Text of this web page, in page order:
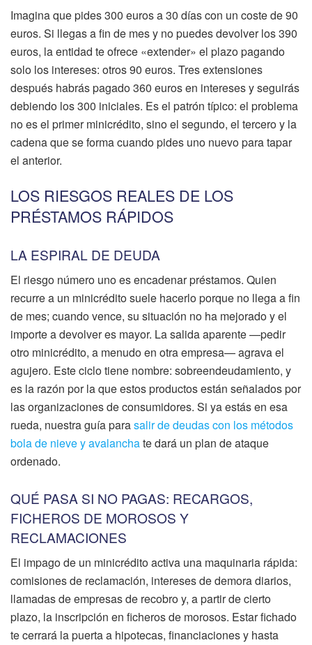
Imagina que pides 300 euros a 30 días con un coste de 90
euros. Si llegas a fin de mes y no puedes devolver los 390
euros, la entidad te ofrece «extender» el plazo pagando
solo los intereses: otros 90 euros. Tres extensiones
después habrás pagado 360 euros en intereses y seguirás
debiendo los 300 iniciales. Es el patrón típico: el problema
no es el primer minicrédito, sino el segundo, el tercero y la
cadena que se forma cuando pides uno nuevo para tapar
el anterior.
LOS RIESGOS REALES DE LOS
PRÉSTAMOS RÁPIDOS
LA ESPIRAL DE DEUDA
El riesgo número uno es encadenar préstamos. Quien
recurre a un minicrédito suele hacerlo porque no llega a fin
de mes; cuando vence, su situación no ha mejorado y el
importe a devolver es mayor. La salida aparente —pedir
otro minicrédito, a menudo en otra empresa— agrava el
agujero. Este ciclo tiene nombre: sobreendeudamiento, y
es la razón por la que estos productos están señalados por
las organizaciones de consumidores. Si ya estás en esa
rueda, nuestra guía parasalir de deudas con los métodos
bola de nieve y avalanchate dará un plan de ataque
ordenado.
QUÉ PASA SI NO PAGAS: RECARGOS,
FICHEROS DE MOROSOS Y
RECLAMACIONES
El impago de un minicrédito activa una maquinaria rápida:
comisiones de reclamación, intereses de demora diarios,
llamadas de empresas de recobro y, a partir de cierto
plazo, la inscripción en ficheros de morosos. Estar fichado
te cerrará la puerta a hipotecas, financiaciones y hasta